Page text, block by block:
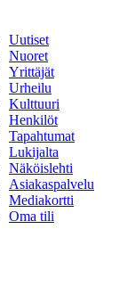
Uutiset
Nuoret
Yrittäjät
Urheilu
Kulttuuri
Henkilöt
Tapahtumat
Lukijalta
Näköislehti
Asiakaspalvelu
Mediakortti
Oma tili